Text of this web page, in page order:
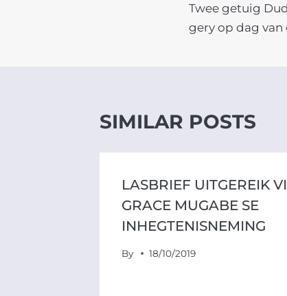
Twee getuig
gery op dag van
SIMILAR POSTS
LASBRIEF UITGEREIK
GRACE MUGABE SE
INHEGTENISNEMING
By 18/10/2019